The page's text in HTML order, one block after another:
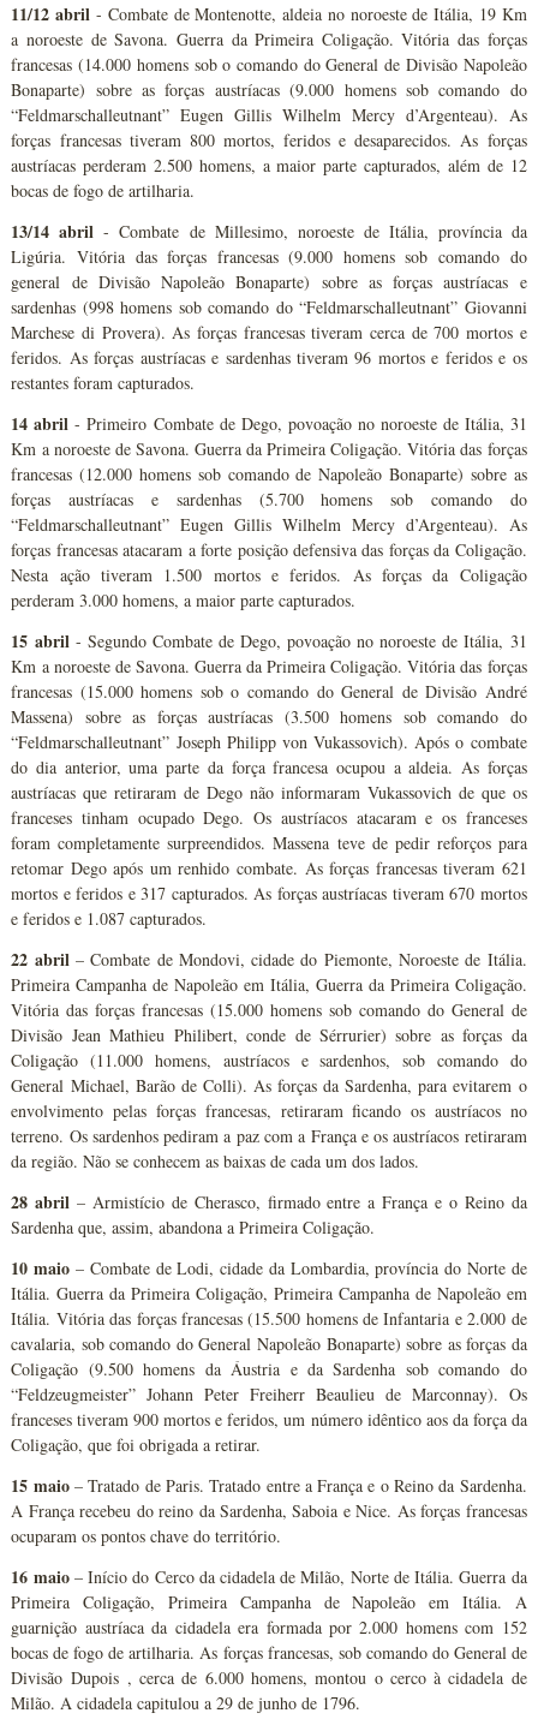
11/12 abril - Combate de Montenotte, aldeia no noroeste de Itália, 19 Km
a noroeste de Savona. Guerra da Primeira Coligação. Vitória das forças
francesas (14.000 homens sob o comando do General de Divisão Napoleão
Bonaparte) sobre as forças austríacas (9.000 homens sob comando do
“Feldmarschalleutnant” Eugen Gillis Wilhelm Mercy d’Argenteau). As
forças francesas tiveram 800 mortos, feridos e desaparecidos. As forças
austríacas perderam 2.500 homens, a maior parte capturados, além de 12
bocas de fogo de artilharia.
13/14 abril - Combate de Millesimo, noroeste de Itália, província da
Ligúria. Vitória das forças francesas (9.000 homens sob comando do
general de Divisão Napoleão Bonaparte) sobre as forças austríacas e
sardenhas (998 homens sob comando do “Feldmarschalleutnant” Giovanni
Marchese di Provera). As forças francesas tiveram cerca de 700 mortos e
feridos. As forças austríacas e sardenhas tiveram 96 mortos e feridos e os
restantes foram capturados.
14 abril - Primeiro Combate de Dego, povoação no noroeste de Itália, 31
Km a noroeste de Savona. Guerra da Primeira Coligação. Vitória das forças
francesas (12.000 homens sob comando de Napoleão Bonaparte) sobre as
forças austríacas e sardenhas (5.700 homens sob comando do
“Feldmarschalleutnant” Eugen Gillis Wilhelm Mercy d’Argenteau). As
forças francesas atacaram a forte posição defensiva das forças da Coligação.
Nesta ação tiveram 1.500 mortos e feridos. As forças da Coligação
perderam 3.000 homens, a maior parte capturados.
15 abril- Segundo Combate de Dego, povoação no noroeste de Itália, 31
Km a noroeste de Savona. Guerra da Primeira Coligação. Vitória das forças
francesas (15.000 homens sob o comando do General de Divisão André
Massena) sobre as forças austríacas (3.500 homens sob comando do
“Feldmarschalleutnant” Joseph Philipp von Vukassovich). Após o combate
do dia anterior, uma parte da força francesa ocupou a aldeia. As forças
austríacas que retiraram de Dego não informaram Vukassovich de que os
franceses tinham ocupado Dego. Os austríacos atacaram e os franceses
foram completamente surpreendidos. Massena teve de pedir reforços para
retomar Dego após um renhido combate. As forças francesas tiveram 621
mortos e feridos e 317 capturados. As forças austríacas tiveram 670 mortos
e feridos e 1.087 capturados.
22 abril– Combate de Mondovi, cidade do Piemonte, Noroeste de Itália.
Primeira Campanha de Napoleão em Itália, Guerra da Primeira Coligação.
Vitória das forças francesas (15.000 homens sob comando do General de
Divisão Jean Mathieu Philibert, conde de Sérrurier) sobre as forças da
Coligação (11.000 homens, austríacos e sardenhos, sob comando do
General Michael, Barão de Colli). As forças da Sardenha, para evitarem o
envolvimento pelas forças francesas, retiraram ficando os austríacos no
terreno. Os sardenhos pediram a paz com a França e os austríacos retiraram
da região. Não se conhecem as baixas de cada um dos lados.
28 abril – Armistício de Cherasco, firmado entre a França e o Reino da
Sardenha que, assim, abandona a Primeira Coligação.
10 maio – Combate de Lodi, cidade da Lombardia, província do Norte de
Itália. Guerra da Primeira Coligação, Primeira Campanha de Napoleão em
Itália. Vitória das forças francesas (15.500 homens de Infantaria e 2.000 de
cavalaria, sob comando do General Napoleão Bonaparte) sobre as forças da
Coligação (9.500 homens da Áustria e da Sardenha sob comando do
“Feldzeugmeister” Johann Peter Freiherr Beaulieu de Marconnay). Os
franceses tiveram 900 mortos e feridos, um número idêntico aos da força da
Coligação, que foi obrigada a retirar.
15 maio– Tratado de Paris. Tratado entre a França e o Reino da Sardenha.
A França recebeu do reino da Sardenha, Saboia e Nice. As forças francesas
ocuparam os pontos chave do território.
16 maio– Início do Cerco da cidadela de Milão, Norte de Itália. Guerra da
Primeira Coligação, Primeira Campanha de Napoleão em Itália. A
guarnição austríaca da cidadela era formada por 2.000 homens com 152
bocas de fogo de artilharia. As forças francesas, sob comando do General de
Divisão Dupois , cerca de 6.000 homens, montou o cerco à cidadela de
Milão. A cidadela capitulou a 29 de junho de 1796.